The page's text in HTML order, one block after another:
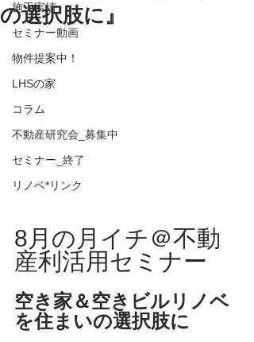
施工実績
セミナー動画
物件提案中！
LHSの家
コラム
不動産研究会_募集中
セミナー_終了
リノベ*リンク
の選択肢に』
8月の月イチ＠不動
産利活用セミナー
空き家＆空きビルリノベ
を住まいの選択肢に